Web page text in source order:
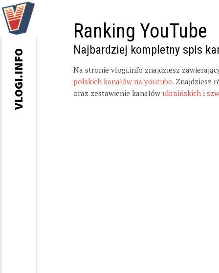
Ranking YouTube
Najbardziej kompletny spis
Na stronie vlogi.info znajdziesz
polskich kanałów na youtube. Znajdziesz
oraz zestawienie kanałów ukraińskich i
VLOGI.INFO